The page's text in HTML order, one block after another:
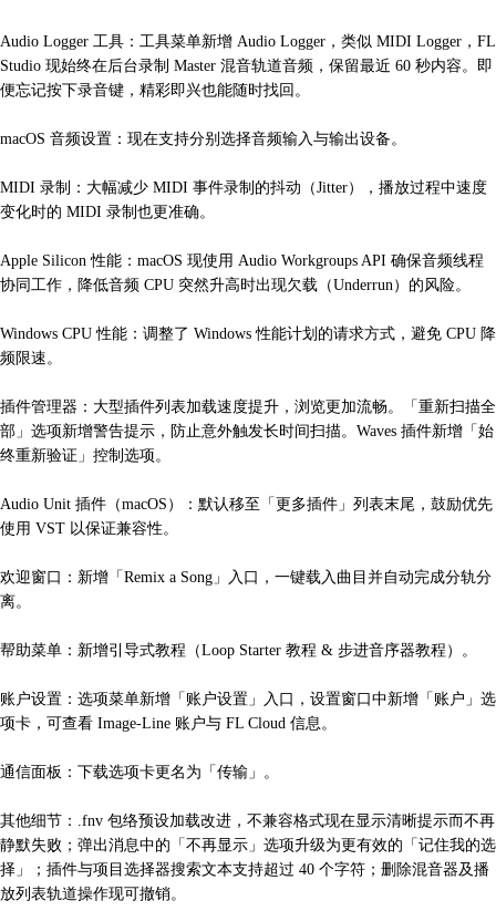
Audio Logger 工具：工具菜单新增 Audio Logger，类似 MIDI Logger，FL
Studio 现始终在后台录制 Master 混音轨道音频，保留最近 60 秒内容。即
便忘记按下录音键，精彩即兴也能随时找回。
macOS 音频设置：现在支持分别选择音频输入与输出设备。
MIDI 录制：大幅减少 MIDI 事件录制的抖动（Jitter），播放过程中速度
变化时的 MIDI 录制也更准确。
Apple Silicon 性能：macOS 现使用 Audio Workgroups API 确保音频线程
协同工作，降低音频 CPU 突然升高时出现欠载（Underrun）的风险。
Windows CPU 性能：调整了 Windows 性能计划的请求方式，避免 CPU 降
频限速。
插件管理器：大型插件列表加载速度提升，浏览更加流畅。「重新扫描全
部」选项新增警告提示，防止意外触发长时间扫描。Waves 插件新增「始
终重新验证」控制选项。
Audio Unit 插件（macOS）：默认移至「更多插件」列表末尾，鼓励优先
使用 VST 以保证兼容性。
欢迎窗口：新增「Remix a Song」入口，一键载入曲目并自动完成分轨分
离。
帮助菜单：新增引导式教程（Loop Starter 教程 & 步进音序器教程）。
账户设置：选项菜单新增「账户设置」入口，设置窗口中新增「账户」选
项卡，可查看 Image-Line 账户与 FL Cloud 信息。
通信面板：下载选项卡更名为「传输」。
其他细节：.fnv 包络预设加载改进，不兼容格式现在显示清晰提示而不再
静默失败；弹出消息中的「不再显示」选项升级为更有效的「记住我的选
择」；插件与项目选择器搜索文本支持超过 40 个字符；删除混音器及播
放列表轨道操作现可撤销。